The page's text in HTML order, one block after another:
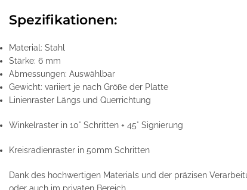
Spezifikationen:
Material: Stahl
Stärke: 6 mm
Abmessungen: Auswählbar
Gewicht: variiert je nach Größe der Platte
Linienraster Längs und Querrichtung
Winkelraster in 10° Schritten + 45° Signierung
Kreisradienraster in 50mm Schritten
Dank des hochwertigen Materials und der präzisen